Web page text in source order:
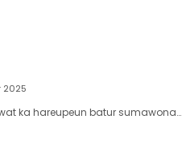
2025
ka hareupeun batur sumawona…